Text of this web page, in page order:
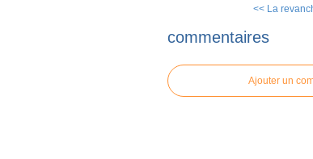
<< La
commentaires
Ajouter un